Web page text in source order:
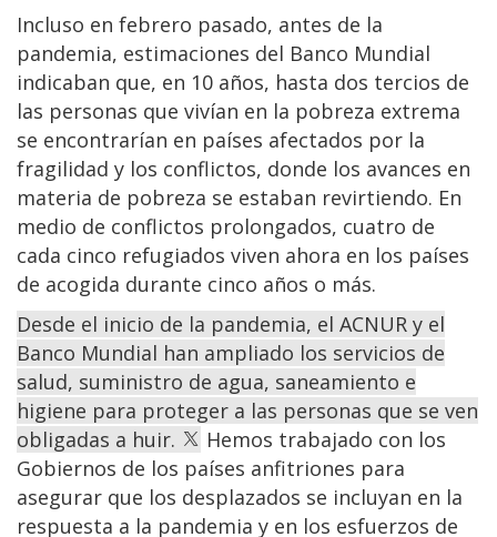
Incluso en febrero pasado, antes de la
pandemia, estimaciones del Banco Mundial
indicaban que, en 10 años, hasta dos tercios de
las personas que vivían en la pobreza extrema
se encontrarían en países afectados por la
fragilidad y los conflictos, donde los avances en
materia de pobreza se estaban revirtiendo. En
medio de conflictos prolongados, cuatro de
cada cinco refugiados viven ahora en los países
de acogida durante cinco años o más.
Desde el inicio de la pandemia, el ACNUR y el
Banco Mundial han ampliado los servicios de
salud, suministro de agua, saneamiento e
higiene para proteger a las personas que se ven
obligadas a huir.
Hemos trabajado con los
Gobiernos de los países anfitriones para
asegurar que los desplazados se incluyan en la
respuesta a la pandemia y en los esfuerzos de